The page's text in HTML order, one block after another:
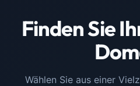
Finden Sie
Wählen Sie aus einer